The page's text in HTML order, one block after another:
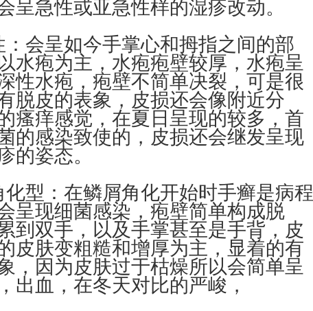
呈急性或亚急性样的湿疹改动。
呈如今手掌心和拇指之间的部
水疱为主，水疱疱壁较厚，水疱呈
性水疱，疱壁不简单决裂，可是很
脱皮的表象，皮损还会像附近分
瘙痒感觉，在夏日呈现的较多，首
的感染致使的，皮损还会继发呈现
的姿态。
：在鳞屑角化开始时手癣是病程
呈现细菌感染，疱壁简单构成脱
到双手，以及手掌甚至是手背，皮
皮肤变粗糙和增厚为主，显着的有
，因为皮肤过于枯燥所以会简单呈
出血，在冬天对比的严峻，